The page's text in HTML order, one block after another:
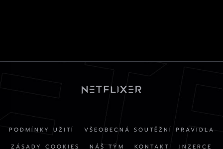
PODMÍNKY UŽITÍ
VŠEOBECNÁ SOUTĚŽNÍ PRAVIDLA
ZÁSADY COOKIES
NÁŠ TÝM KONTAKT INZERCE